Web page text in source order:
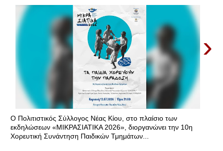
›
Ο Πολιτιστικός Σύλλογος Νέας Κίου, στο πλαίσιο των
εκδηλώσεων «ΜΙΚΡΑΣΙΑΤΙΚΑ 2026», διοργανώνει την 10η
Χορευτική Συνάντηση Παιδικών Τμημάτων...